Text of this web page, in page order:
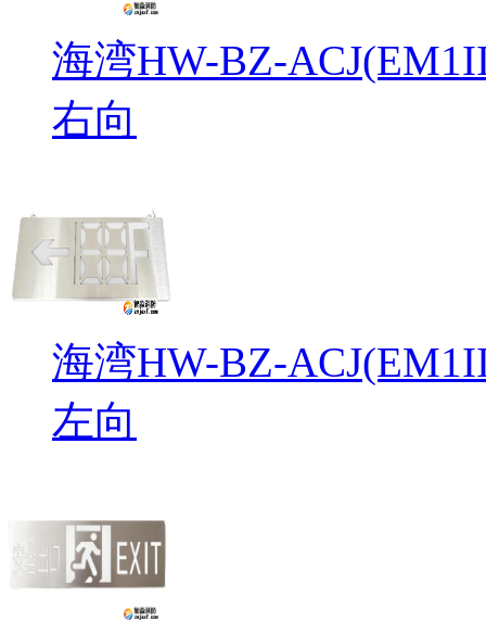
海湾HW-BZ-
右向
海湾HW-BZ-
左向